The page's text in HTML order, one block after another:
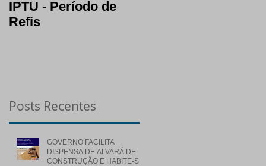
IPTU - Período de
Refis
Posts Recentes
GOVERNO FACILITA
DISPENSA DE ALVARÁ DE
CONSTRUÇÃO E HABITE-SE